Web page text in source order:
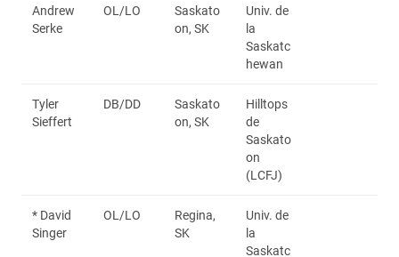
Andrew
Serke
OL/LO
Saskato
on, SK
Univ. de
la
Saskatc
hewan
Tyler
Sieffert
DB/DD
Saskato
on, SK
Hilltops
de
Saskato
on
(LCFJ)
* David
Singer
OL/LO
Regina,
SK
Univ. de
la
Saskatc